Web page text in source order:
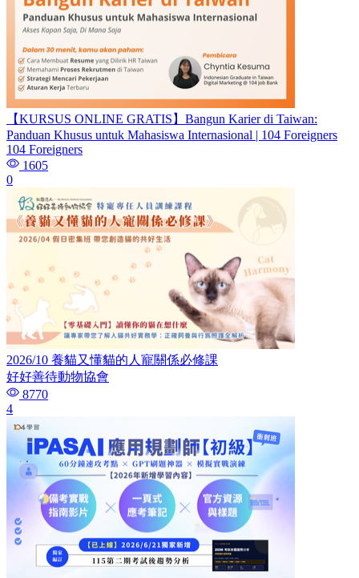
【KURSUS ONLINE GRATIS】Bangun Karier di Taiwan:
Panduan Khusus untuk Mahasiswa Internasional | 104 Foreigners
104 Foreigners
1605
0
2026/10 養貓又懂貓的人寵關係必修課
好好善待動物協會
8770
4